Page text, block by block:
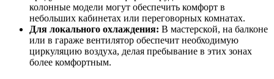
колонные модели могут обеспечить комфорт в
небольших кабинетах или переговорных комнатах.
Для локального охлаждения: В мастерской, на балконе
или в гараже вентилятор обеспечит необходимую
циркуляцию воздуха, делая пребывание в этих зонах
более комфортным.